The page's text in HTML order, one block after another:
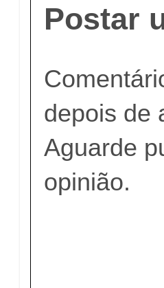
Postar
depois de
Aguarde
opinião.